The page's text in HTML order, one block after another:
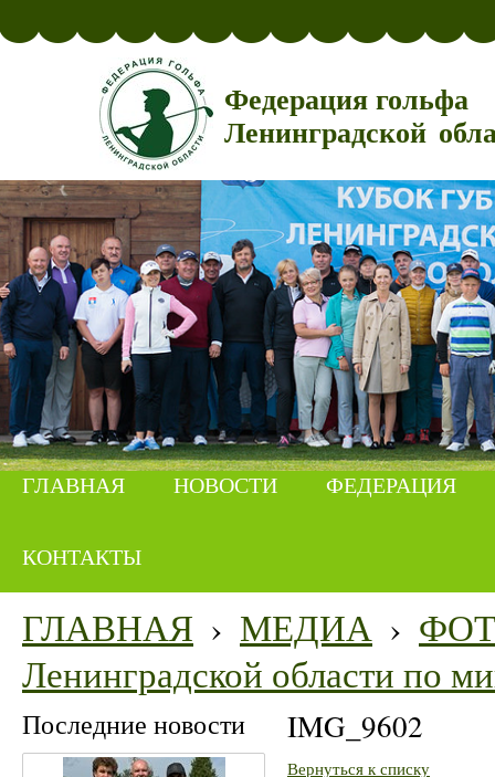
Федерация гольфа
Ленинградской
ГЛАВНАЯ НОВОСТИ ФЕДЕРАЦИЯ
КОНТАКТЫ
ГЛАВНАЯ › МЕДИА ›
Ленинградской области по
Последние новости IMG_9602
Вернуться к списку